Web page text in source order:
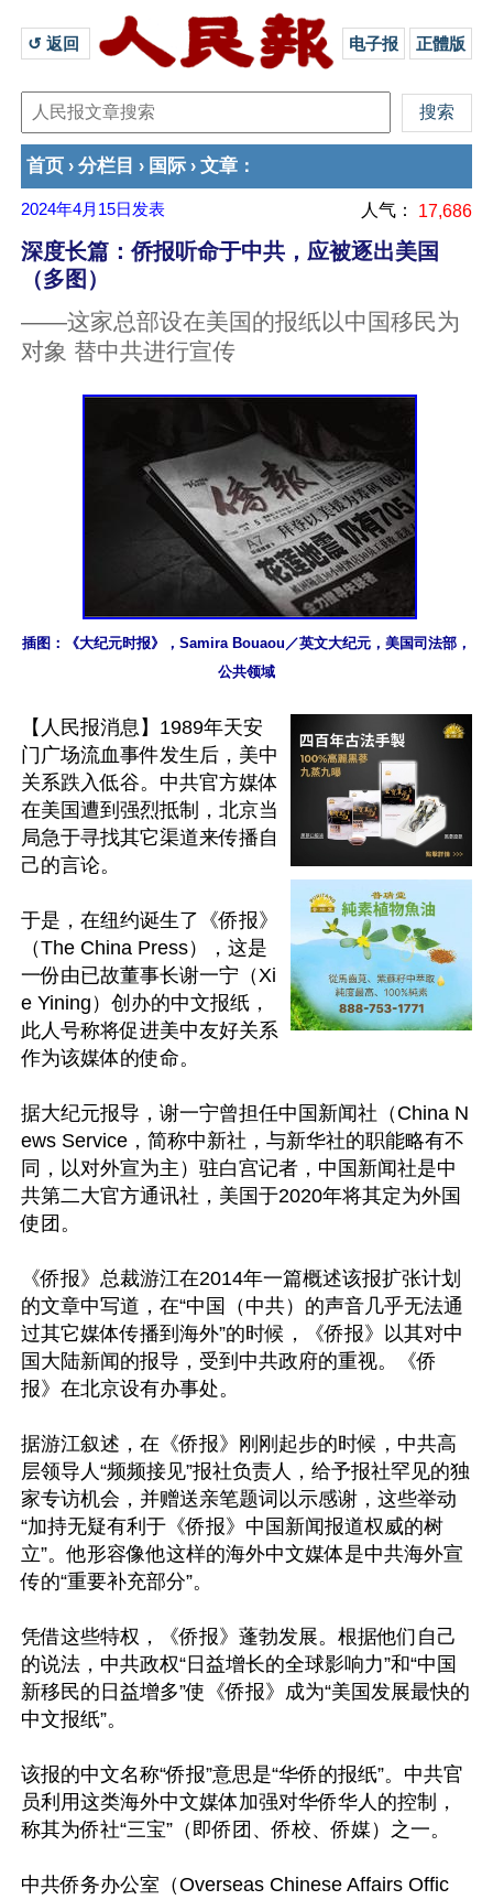
↺ 返回 电子报 正體版
首页 › 分栏目 › 国际 › 文章 ：
2024年4月15日 发表 人气： 17,686
深度长篇：侨报听命于中共，应被逐出美国
（多图）
——这家总部设在美国的报纸以中国移民为
对象 替中共进行宣传
插图：《大纪元时报》，Samira Bouaou／英文大纪元，美国司法部，
公共领域
【人民报消息】1989年天安
门广场流血事件发生后，美中
关系跌入低谷。中共官方媒体
在美国遭到强烈抵制，北京当
局急于寻找其它渠道来传播自
己的言论。
于是，在纽约诞生了《侨报》
（The China Press），这是
一份由已故董事长谢一宁（Xi
e Yining）创办的中文报纸，
此人号称将促进美中友好关系
作为该媒体的使命。
据大纪元报导，谢一宁曾担任中国新闻社（China N
ews Service，简称中新社，与新华社的职能略有不
同，以对外宣为主）驻白宫记者，中国新闻社是中
共第二大官方通讯社，美国于2020年将其定为外国
使团。
《侨报》总裁游江在2014年一篇概述该报扩张计划
的文章中写道，在“中国（中共）的声音几乎无法通
过其它媒体传播到海外”的时候，《侨报》以其对中
国大陆新闻的报导，受到中共政府的重视。《侨
报》在北京设有办事处。
据游江叙述，在《侨报》刚刚起步的时候，中共高
层领导人“频频接见”报社负责人，给予报社罕见的独
家专访机会，并赠送亲笔题词以示感谢，这些举动
“加持无疑有利于《侨报》中国新闻报道权威的树
立”。他形容像他这样的海外中文媒体是中共海外宣
传的“重要补充部分”。
凭借这些特权，《侨报》蓬勃发展。根据他们自己
的说法，中共政权“日益增长的全球影响力”和“中国
新移民的日益增多”使《侨报》成为“美国发展最快的
中文报纸”。
该报的中文名称“侨报”意思是“华侨的报纸”。中共官
员利用这类海外中文媒体加强对华侨华人的控制，
称其为侨社“三宝”（即侨团、侨校、侨媒）之一。
中共侨务办公室（Overseas Chinese Affairs Offic